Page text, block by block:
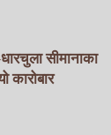
सीमानाका
कारोबार